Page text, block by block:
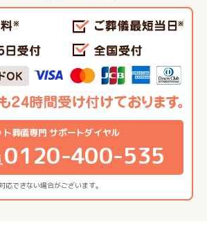
できない場合がございます。
ト葬儀専門 サポートダイヤル
0120-400-535